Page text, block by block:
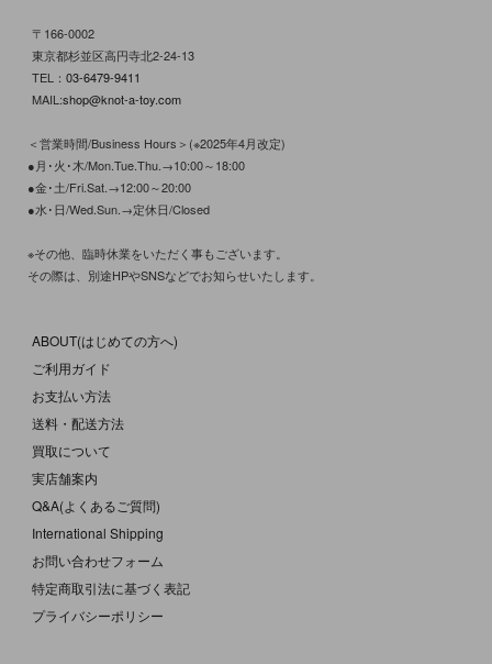
〒166-0002
東京都杉並区高円寺北2-24-13
TEL： 03-6479-9411
MAIL:shop@knot-a-toy.com
＜営業時間/Business Hours＞(※2025年4月改定)
●月･火･木/Mon.Tue.Thu.→10:00～18:00
●金･土/Fri.Sat.→12:00～20:00
●水･日/Wed.Sun.→定休日/Closed
※その他、臨時休業をいただく事もございます。
その際は、別途HPやSNSなどでお知らせいたします。
ABOUT(はじめての方へ)
ご利用ガイド
お支払い方法
送料・配送方法
買取について
実店舗案内
Q&A(よくあるご質問)
International Shipping
お問い合わせフォーム
特定商取引法に基づく表記
プライバシーポリシー